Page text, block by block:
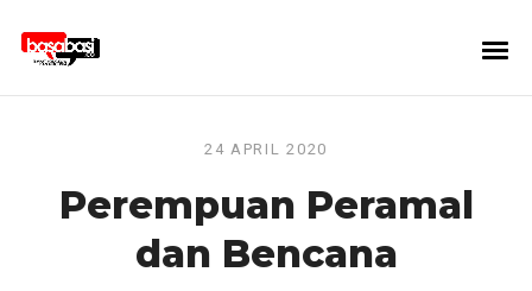
24 APRIL 2020
Perempuan Peramal
dan Bencana